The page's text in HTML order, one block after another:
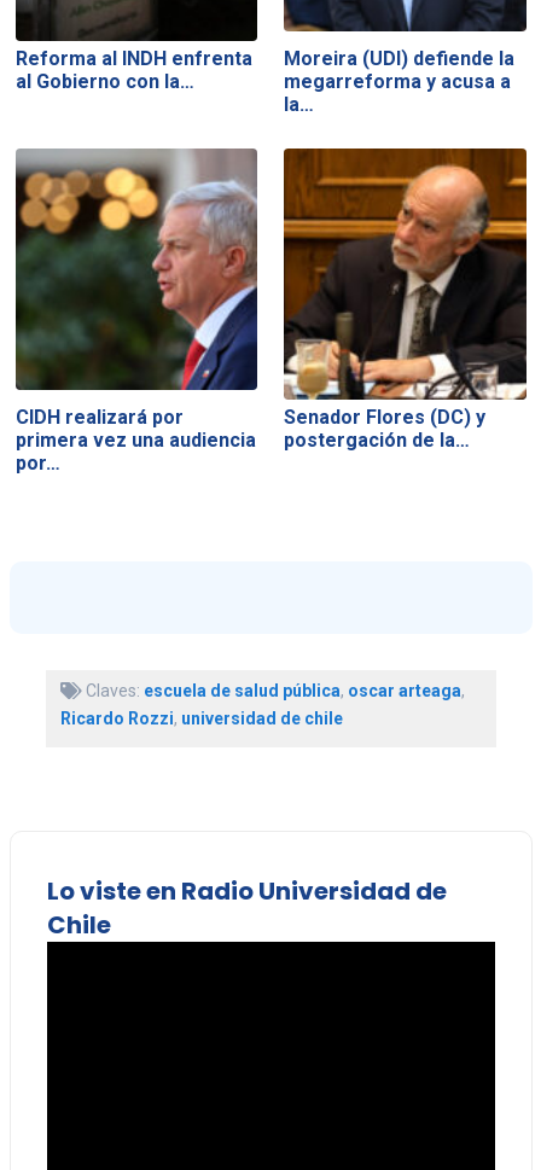
Reforma al INDH enfrenta
al Gobierno con la…
Moreira (UDI) defiende la
megarreforma y acusa a
la…
CIDH realizará por
primera vez una audiencia
por…
Senador Flores (DC) y
postergación de la…
Claves: escuela de salud pública, oscar arteaga,
Ricardo Rozzi, universidad de chile
Lo viste en Radio Universidad de
Chile